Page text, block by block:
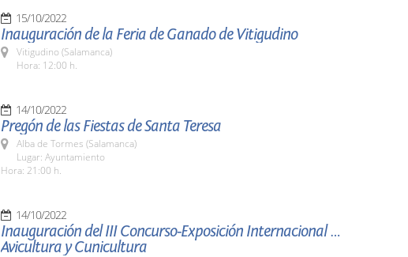
15/10/2022
Inauguración de la Feria de Ganado de Vitigudino
Vitigudino (Salamanca)
Hora: 12:00 h.
14/10/2022
Pregón de las Fiestas de Santa Teresa
Alba de Tormes (Salamanca)
Lugar: Ayuntamiento
Hora: 21:00 h.
14/10/2022
Inauguración del III Concurso-Exposición Internacional de
Avicultura y Cunicultura